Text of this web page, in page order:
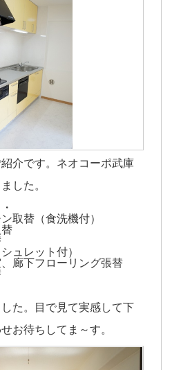
介です。ネオコーポ武庫
した。
取替（食洗機付）
ュレット付）
廊下フローリング張替
た。目で見て実感して下
お待ちしてま～す。